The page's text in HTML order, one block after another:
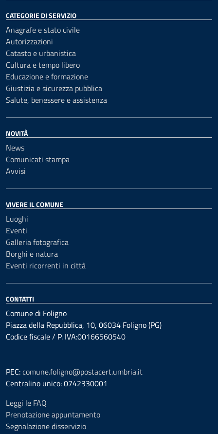
CATEGORIE DI SERVIZIO
Anagrafe e stato civile
Autorizzazioni
Catasto e urbanistica
Cultura e tempo libero
Educazione e formazione
Giustizia e sicurezza pubblica
Salute, benessere e assistenza
NOVITÀ
News
Comunicati stampa
Avvisi
VIVERE IL COMUNE
Luoghi
Eventi
Galleria fotografica
Borghi e natura
Eventi ricorrenti in città
CONTATTI
Comune di Foligno
Piazza della Repubblica, 10, 06034 Foligno (PG)
Codice fiscale / P. IVA:00166560540
PEC:comune.foligno@postacert.umbria.it
Centralino unico: 0742330001
Leggi le FAQ
Prenotazione appuntamento
Segnalazione disservizio